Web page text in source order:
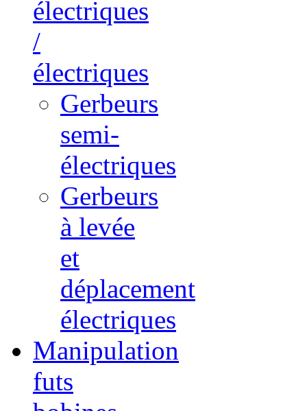
électriques
/
électriques
Gerbeurs
semi-
électriques
Gerbeurs
à levée
et
déplacement
électriques
Manipulation
futs